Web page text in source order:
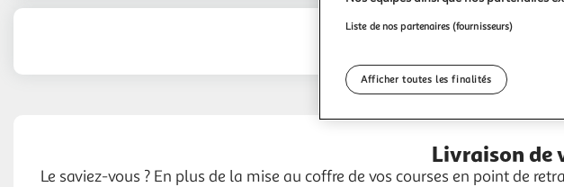
Livraison de
Le saviez-vous ? En plus de la mise au coffre de vos courses en point de
Liste de nos partenaires (fournisseurs)
Afficher toutes les finalités